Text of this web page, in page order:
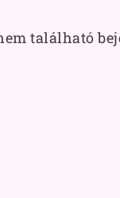
található